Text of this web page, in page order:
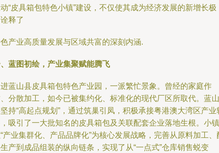
“皮具箱包特色小镇”建设，不仅使其成为经济发展的新增长极
释了
产业高质量发展与区域共富的深刻内涵.
蓝图初绘，产业集聚赋能腾飞
蓝山县皮具箱包特色产业园，一派繁忙景象。曾经的家庭作
分散加工，如今已被集约化、标准化的现代厂区所取代。蓝山
持“高起点规划”，通过筑巢引凤，积极承接粤港澳大湾区产业
吸引了一大批知名的皮具箱包及关联配套企业落地生根。小镇
产业集群化、产品品牌化”为核心发展战略，完善从原料加工、
产到成品组装的纵向链条，实现了从“一点式”仓库销售蜕变